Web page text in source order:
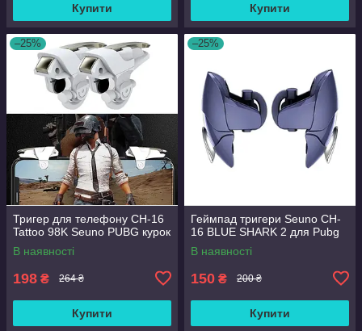
Купити Купити
–25%
Тригер для телефону CH-16
Tattoo 98K Seuno PUBG курок
В наявності
198 ₴ 264 ₴
Купити
–25%
Геймпад тригери Seuno CH-
16 BLUE SHARK 2 для Pubg
В наявності
150 ₴ 200 ₴
Купити